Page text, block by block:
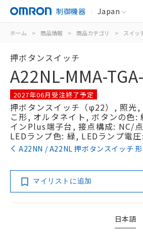
制御機器 Japan
ホーム > 商品情報 > 商品カテゴリ > スイッ
押ボタンスイッチ
A22NL-MMA-
2027年06月受注終了予定
押ボタンスイッチ（φ22）, 照光
こ形, オルタネイト, ボタンの色:
インPlus端子台, 接点構成: NC/
LEDランプ色: 緑, LEDランプ電
A22NN / A22NL 押ボタンスイッチ
マイリストに追加
日本語